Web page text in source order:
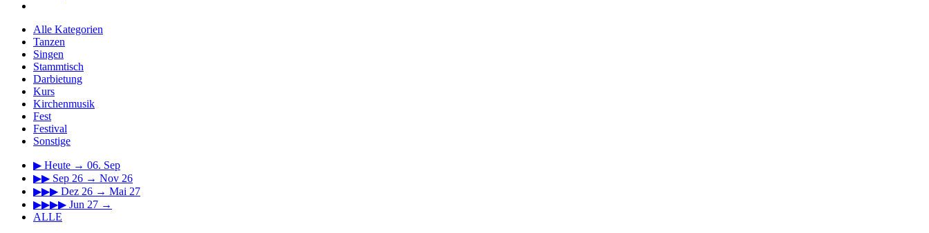
Alle Kategorien
Tanzen
Singen
Stammtisch
Darbietung
Kurs
Kirchenmusik
Fest
Festival
Sonstige
▶ Heute → 06. Sep
▶▶ Sep 26 → Nov 26
▶▶▶ Dez 26 → Mai 27
▶▶▶▶ Jun 27 →
ALLE